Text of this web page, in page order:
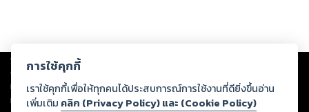
Copyright © 2026
ต่อผลงานหรือเนื้อหาใดที่อัปโหลดผ่านเว็บไซต์และปรากฏว่าละเมิดสิทธิใน
ทรัพย์สินทางปัญญาของบุคคลอื่นหรือขัดต่อกฎหมายและศีลธรรม ดังนั้น ผู้อ่าน
ทุกท่านโปรดใช้วิจารณญาณในการกลั่นกรองด้วยตนเอง และหากท่านพบว่าส่วน
การใช้คุกกี้
เราใช้คุกกี้เพื่อให้ทุกคนได้ประสบการณ์การใช้งานที่ดียิ่งขึ้นอ่าน
เพิ่มเติม คลิก (Privacy Policy) และ (Cookie Policy)